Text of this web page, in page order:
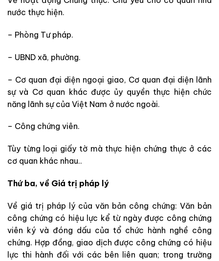
nước thực hiện.
– Phòng Tư pháp.
– UBND xã, phường.
– Cơ quan đại diện ngoại giao, Cơ quan đại diện lãnh
sự và Cơ quan khác được ủy quyền thực hiện chức
năng lãnh sự của Việt Nam ở nước ngoài.
– Công chứng viên.
Tùy từng loại giấy tờ mà thực hiện chứng thực ở các
cơ quan khác nhau..
Thứ ba, về Giá trị pháp lý
Về giá trị pháp lý của văn bản công chứng: Văn bản
công chứng có hiệu lực kể từ ngày được công chứng
viên ký và đóng dấu của tổ chức hành nghề công
chứng. Hợp đồng, giao dịch được công chứng có hiệu
lực thi hành đối với các bên liên quan; trong trường